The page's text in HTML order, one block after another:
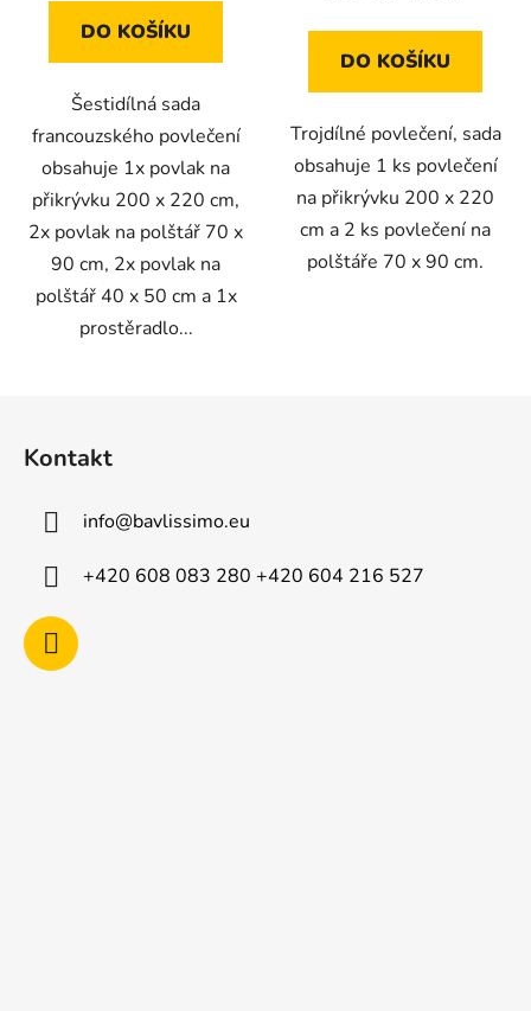
DO KOŠÍKU
Šestidílná sada
francouzského povlečení
obsahuje 1x povlak na
přikrývku 200 x 220 cm,
2x povlak na polštář 70 x
90 cm, 2x povlak na
polštář 40 x 50 cm a 1x
prostěradlo...
DO KOŠÍKU
Trojdílné povlečení, sada
obsahuje 1 ks povlečení
na přikrývku 200 x 220
cm a 2 ks povlečení na
polštáře 70 x 90 cm.
Kontakt
info@bavlissimo.eu
+420 608 083 280 +420 604 216 527